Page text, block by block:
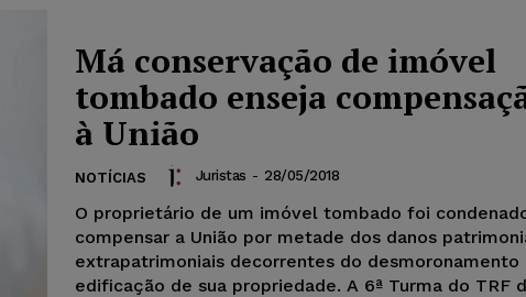
Má conservação de imóvel
tombado enseja
à União
NOTÍCIAS Juristas - 28/05/2018
O proprietário de um imóvel tombado foi
compensar a União por metade dos danos
extrapatrimoniais decorrentes do desmoronamento
edificação de sua propriedade. A 6ª Turma do TRF